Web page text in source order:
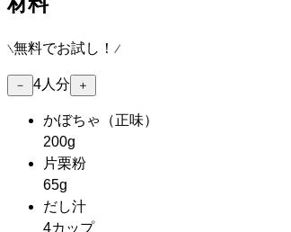
無料でお試し！
－ 4人分 ＋
かぼちゃ
（正味）
200g
片栗粉
65g
だし汁
4カップ